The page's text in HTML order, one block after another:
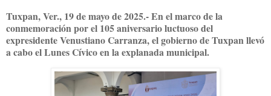
Tuxpan, Ver., 19 de mayo de 2025.- En el marco de la
conmemoración por el 105 aniversario luctuoso del
expresidente Venustiano Carranza, el gobierno de Tuxpan llevó
a cabo el Lunes Cívico en la explanada municipal.